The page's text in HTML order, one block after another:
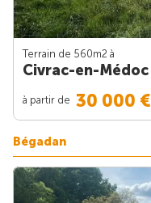
Terrain de 560m2 à
Civrac-en-Médoc
à partir de 30 000 €
Bégadan